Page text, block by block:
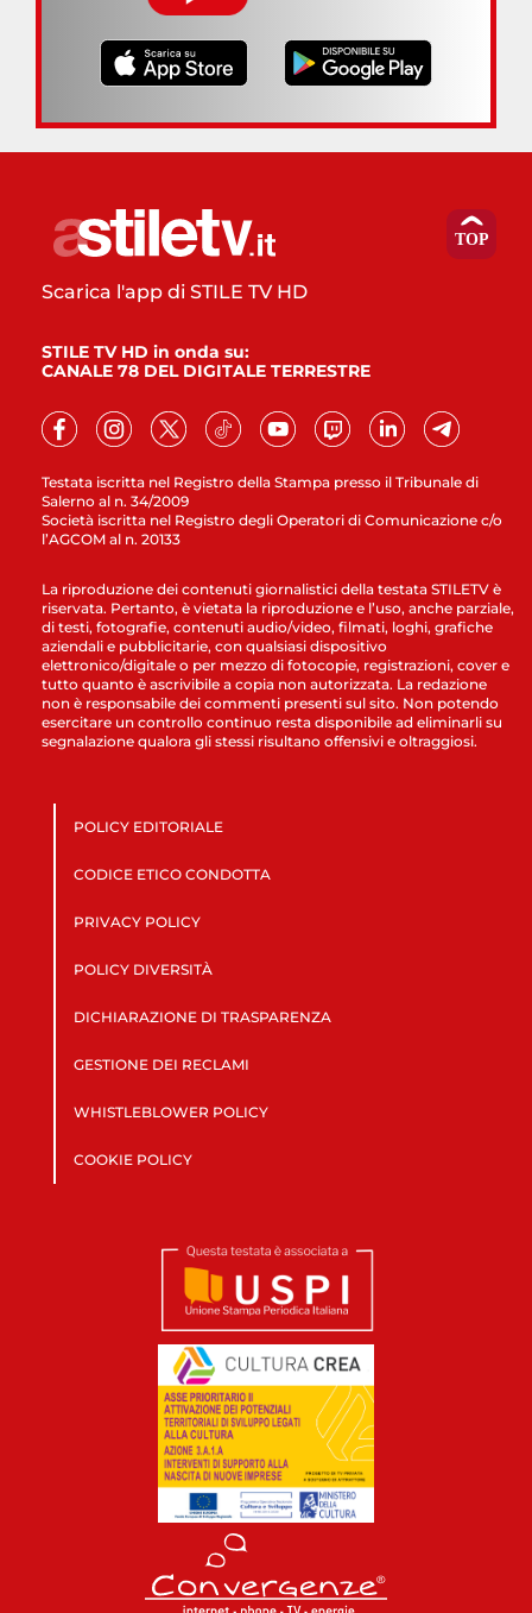
Testata iscritta nel Registro della Stampa presso il Tribunale di
Salerno al n. 34/2009
Società iscritta nel Registro degli Operatori di Comunicazione c/o
l’AGCOM al n. 20133
Scarica l'app di STILE TV HD
STILE TV HD in onda su:
CANALE 78 DEL DIGITALE TERRESTRE
La riproduzione dei contenuti giornalistici della testata STILETV è
riservata. Pertanto, è vietata la riproduzione e l’uso, anche parziale,
di testi, fotografie, contenuti audio/video, filmati, loghi, grafiche
aziendali e pubblicitarie, con qualsiasi dispositivo
elettronico/digitale o per mezzo di fotocopie, registrazioni, cover e
tutto quanto è ascrivibile a copia non autorizzata. La redazione
non è responsabile dei commenti presenti sul sito. Non potendo
esercitare un controllo continuo resta disponibile ad eliminarli su
segnalazione qualora gli stessi risultano offensivi e oltraggiosi.
POLICY EDITORIALE
CODICE ETICO CONDOTTA
PRIVACY POLICY
POLICY DIVERSITÀ
DICHIARAZIONE DI TRASPARENZA
GESTIONE DEI RECLAMI
WHISTLEBLOWER POLICY
COOKIE POLICY